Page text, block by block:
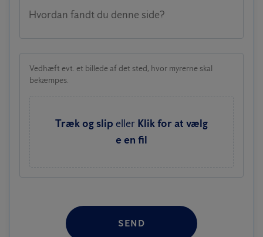
Hvordan fandt du denne side?
Vedhæft evt. et billede af det sted, hvor myrerne skal
bekæmpes.
Træk og slip eller Klik for at vælg
e en fil
SEND